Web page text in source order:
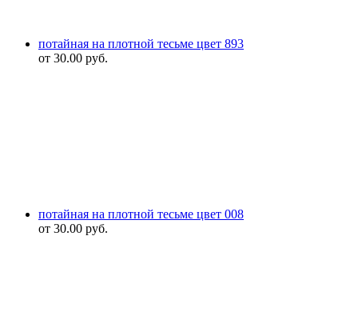
потайная на плотной тесьме цвет 893
от 30.00 руб.
потайная на плотной тесьме цвет 008
от 30.00 руб.